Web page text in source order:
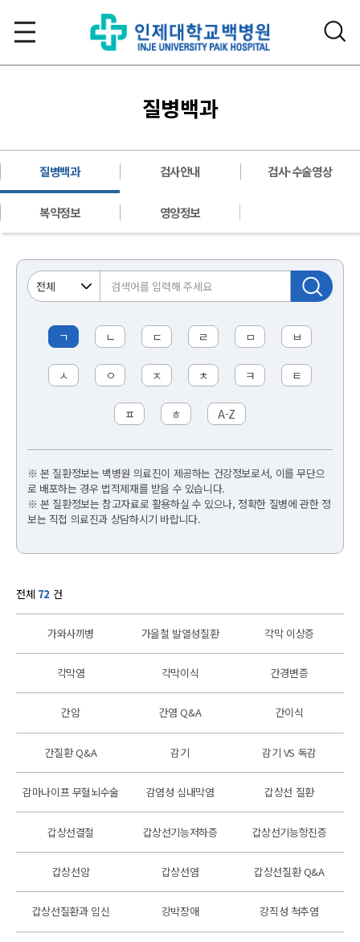
질병백과
질병백과 검사안내 검사·수술영상
복약정보 영양정보
ㄱ ㄴ ㄷ ㄹ ㅁ ㅂ
ㅅ ㅇ ㅈ ㅊ ㅋ ㅌ
ㅍ ㅎ A-Z
※ 본 질환정보는 백병원 의료진이 제공하는 건강정보로서, 이를 무단으
로 배포하는 경우 법적제재를 받을 수 있습니다.
※ 본 질환정보는 참고자료로 활용하실 수 있으나, 정확한 질병에 관한 정
보는 직접 의료진과 상담하시기 바랍니다.
전체 72 건
가와사끼병 가을철 발열성질환 각막 이상증
각막염 각막이식 간경변증
간암 간염 Q&A 간이식
간질환 Q&A 감기 감기 VS 독감
감마나이프 무혈뇌수술 감염성 심내막염 갑상선 질환
갑상선결절 갑상선기능저하증 갑상선기능항진증
갑상선암 갑상선염 갑상선질환 Q&A
갑상선질환과 임신 강박장애 강직성 척추염